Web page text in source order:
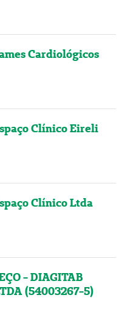
Cardiológicos
Clínico Eireli
Clínico Ltda
- DIAGITAB
(54003267-5)